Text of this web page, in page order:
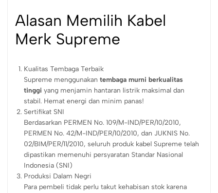
Alasan Memilih Kabel
Merk Supreme
Kualitas Tembaga Terbaik
Supreme menggunakantembaga murni berkualitas
tinggi yang menjamin hantaran listrik maksimal dan
stabil. Hemat energi dan minim panas!
Sertifikat SNI
Berdasarkan PERMEN No. 109/M-IND/PER/10/2010,
PERMEN No. 42/M-IND/PER/10/2010, dan JUKNIS No.
02/BIM/PER/11/2010, seluruh produk kabel Supreme telah
dipastikan memenuhi persyaratan Standar Nasional
Indonesia (SNI)
Produksi Dalam Negri
Para pembeli tidak perlu takut kehabisan stok karena